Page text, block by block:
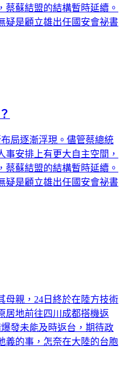
蔡蘇結盟的結構暫時延續。
疑是顧立雄出任國安會祕書
局逐漸浮現。儘管蔡總統
安排上有更大自主空間，
蔡蘇結盟的結構暫時延續。
疑是顧立雄出任國安會祕書
母親，24日終於在陸方技術
居地前往四川成都搭機返
發未能及時返台，期待政
義的事，怎奈在大陸的台胞